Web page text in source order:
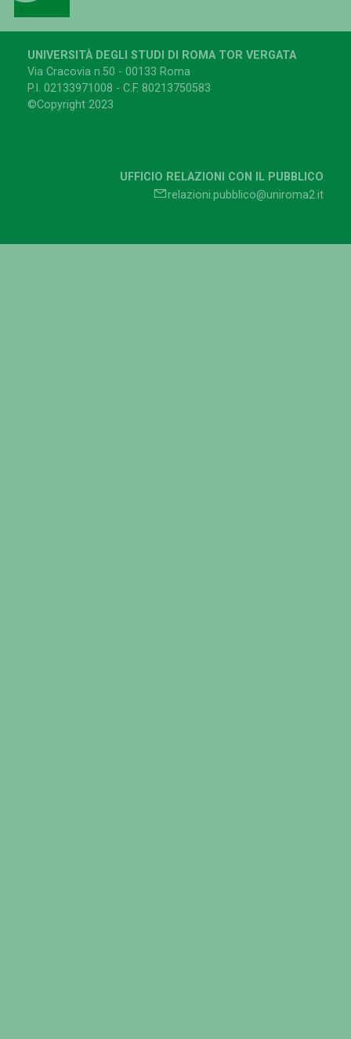
UNIVERSITÀ DEGLI STUDI DI ROMA TOR VERGATA
Via Cracovia n.50 - 00133 Roma
P.I. 02133971008 - C.F. 80213750583
©Copyright 2023
UFFICIO RELAZIONI CON IL PUBBLICO
relazioni.pubblico@uniroma2.it